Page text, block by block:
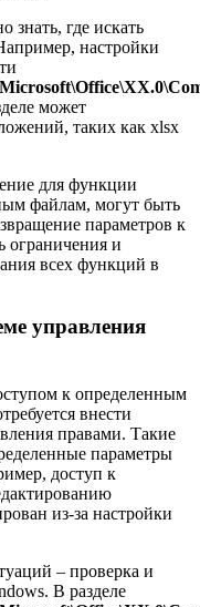
где искать
настройки
может
таких как xlsx
для функции
файлам, могут быть
параметров к
ограничения и
всех функций в
управления
к определенным
внести
правами. Такие
параметры
доступ к
из-за настройки
– проверка и
В разделе